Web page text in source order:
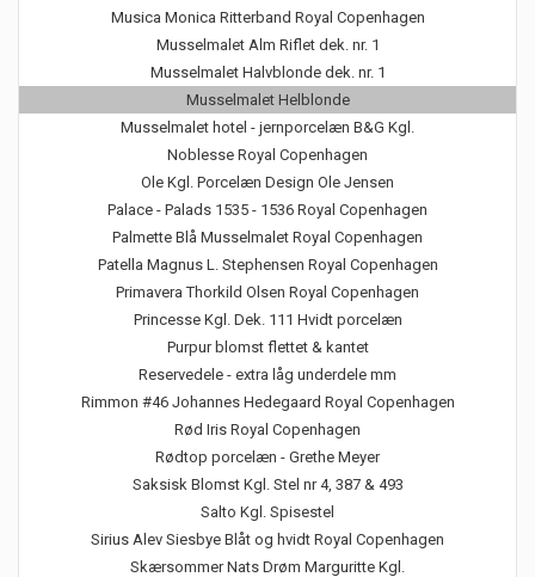
Musica Monica Ritterband Royal Copenhagen
Musselmalet Alm Riflet dek. nr. 1
Musselmalet Halvblonde dek. nr. 1
Musselmalet Helblonde
Musselmalet hotel - jernporcelæn B&G Kgl.
Noblesse Royal Copenhagen
Ole Kgl. Porcelæn Design Ole Jensen
Palace - Palads 1535 - 1536 Royal Copenhagen
Palmette Blå Musselmalet Royal Copenhagen
Patella Magnus L. Stephensen Royal Copenhagen
Primavera Thorkild Olsen Royal Copenhagen
Princesse Kgl. Dek. 111 Hvidt porcelæn
Purpur blomst flettet & kantet
Reservedele - extra låg underdele mm
Rimmon #46 Johannes Hedegaard Royal Copenhagen
Rød Iris Royal Copenhagen
Rødtop porcelæn - Grethe Meyer
Saksisk Blomst Kgl. Stel nr 4, 387 & 493
Salto Kgl. Spisestel
Sirius Alev Siesbye Blåt og hvidt Royal Copenhagen
Skærsommer Nats Drøm Marguritte Kgl.